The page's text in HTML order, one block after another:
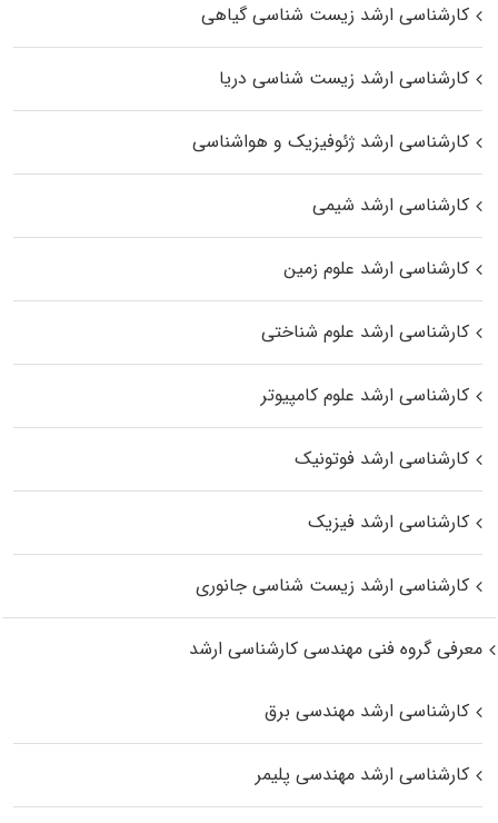
کارشناسی ارشد زیست‌ شناسی گیاهی
کارشناسی ارشد زیست‌ شناسی دریا
کارشناسی ارشد ژئوفیزیک و هواشناسی
کارشناسی ارشد شیمی
کارشناسی ارشد علوم زمین
کارشناسی ارشد علوم شناختی
کارشناسی ارشد علوم کامپیوتر
کارشناسی ارشد فوتونیک
کارشناسی ارشد فیزیک
کارشناسی ارشد زیست‌ شناسی جانوری
معرفی گروه فنی مهندسی کارشناسی ارشد
کارشناسی ارشد مهندسی برق
کارشناسی ارشد مهندسی پلیمر